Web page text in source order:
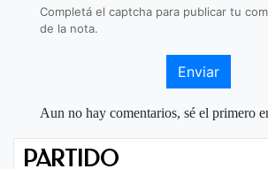
Completá el captcha para publicar tu
de la nota.
Enviar
Aun no hay comentarios, sé el primero
PARTIDO